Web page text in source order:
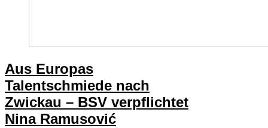
Aus Europas
Talentschmiede nach
Zwickau – BSV verpflichtet
Nina Ramusović